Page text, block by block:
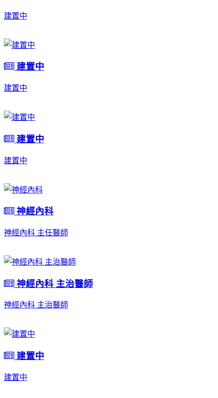
建置中
建置中
建置中
建置中
建置中
神經內科
神經內科 主任醫師
神經內科 主治醫師
神經內科 主治醫師
建置中
建置中